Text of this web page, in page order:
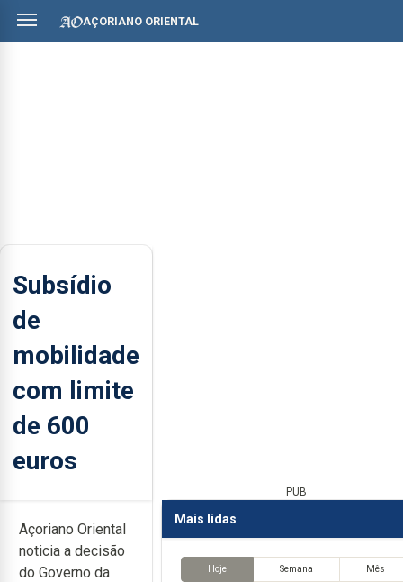
AÇORIANO ORIENTAL
Subsídio
de
mobilidade
com limite
de 600
euros
Açoriano Oriental
noticia a decisão
do Governo da
PUB
Mais lidas
Hoje Semana Mês